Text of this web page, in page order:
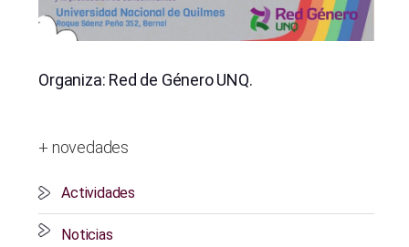
Organiza: Red de Género UNQ.
+ novedades
Actividades
Noticias